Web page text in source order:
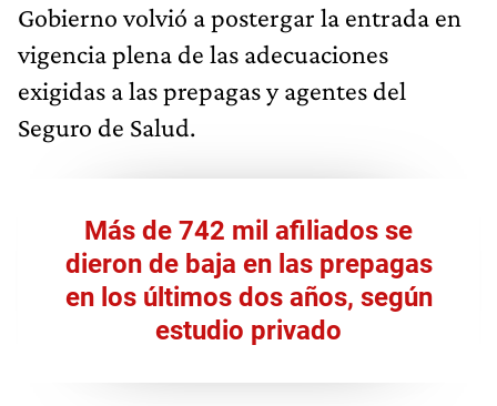
Gobierno volvió a postergar la entrada en
vigencia plena de las adecuaciones
exigidas a las prepagas y agentes del
Seguro de Salud.
Más de 742 mil afiliados se
dieron de baja en las prepagas
en los últimos dos años, según
estudio privado